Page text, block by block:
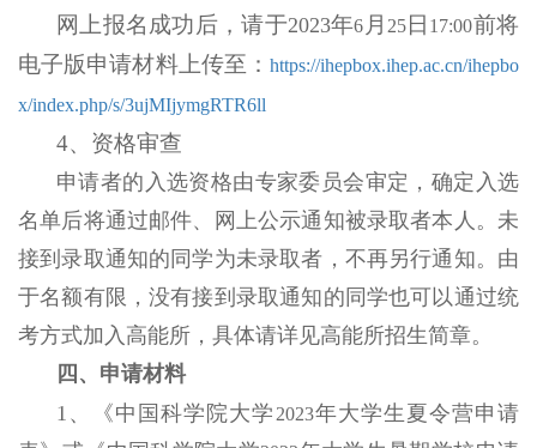
网上报名成功后，请于2023年6 月 25日 17:00前将
电子版申请材料上传至： https://ihepbox.ihep.ac.cn/ihepbo
x/index.php/s/3ujMIjymgRTR6ll
4、资格审查
申请者的入选资格由专家委员会审定，确定入选
名单后将通过邮件、网上公示通知被录取者本人。未
接到录取通知的同学为未录取者，不再另行通知。由
于名额有限，没有接到录取通知的同学也可以通过统
考方式加入高能所，具体请详见高能所招生简章。
四、申请材料
1 、 《中国科学院大学 2023年大学生夏令营申请